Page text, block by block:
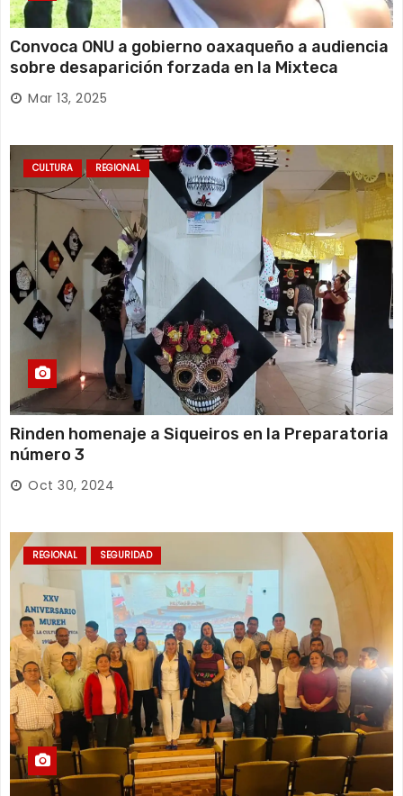
Convoca ONU a gobierno oaxaqueño a audiencia
sobre desaparición forzada en la Mixteca
Mar 13, 2025
CULTURA REGIONAL
Rinden homenaje a Siqueiros en la Preparatoria
número 3
Oct 30, 2024
REGIONAL SEGURIDAD